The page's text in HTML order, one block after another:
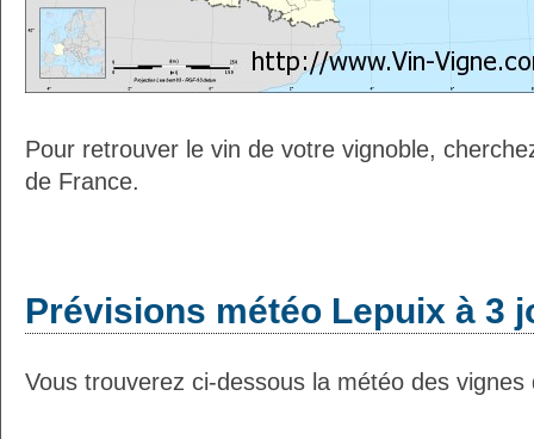
Pour retrouver le vin de votre vignoble,
de France.
Prévisions météo Lepuix à 3
Vous trouverez ci-dessous la météo des